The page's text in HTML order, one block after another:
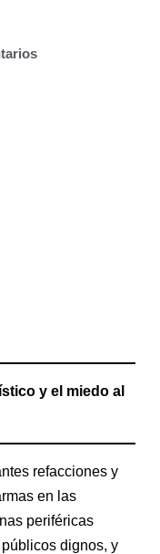
y el miedo al
refacciones y
en las
periféricas
dignos, y